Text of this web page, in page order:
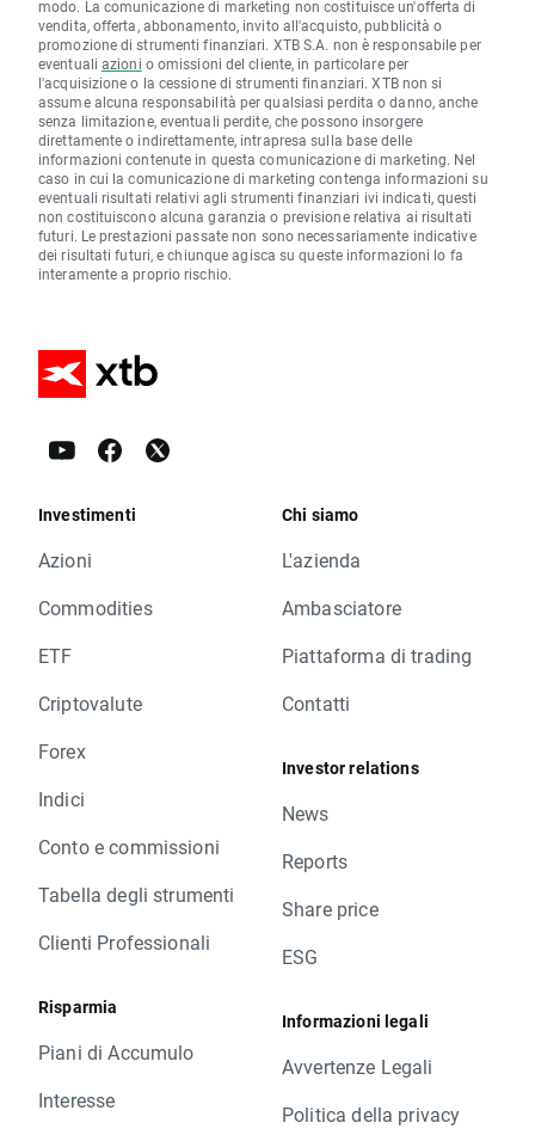
modo. La comunicazione di marketing non costituisce un'offerta di
vendita, offerta, abbonamento, invito all'acquisto, pubblicità o
promozione di strumenti finanziari. XTB S.A. non è responsabile per
eventuali azioni o omissioni del cliente, in particolare per
l'acquisizione o la cessione di strumenti finanziari. XTB non si
assume alcuna responsabilità per qualsiasi perdita o danno, anche
senza limitazione, eventuali perdite, che possono insorgere
direttamente o indirettamente, intrapresa sulla base delle
informazioni contenute in questa comunicazione di marketing. Nel
caso in cui la comunicazione di marketing contenga informazioni su
eventuali risultati relativi agli strumenti finanziari ivi indicati, questi
non costituiscono alcuna garanzia o previsione relativa ai risultati
futuri. Le prestazioni passate non sono necessariamente indicative
dei risultati futuri, e chiunque agisca su queste informazioni lo fa
interamente a proprio rischio.
Investimenti
Azioni
Commodities
ETF
Criptovalute
Forex
Indici
Conto e commissioni
Tabella degli strumenti
Clienti Professionali
Risparmia
Piani di Accumulo
Interesse
Chi siamo
L'azienda
Ambasciatore
Piattaforma di trading
Contatti
Investor relations
News
Reports
Share price
ESG
Informazioni legali
Avvertenze Legali
Politica della privacy